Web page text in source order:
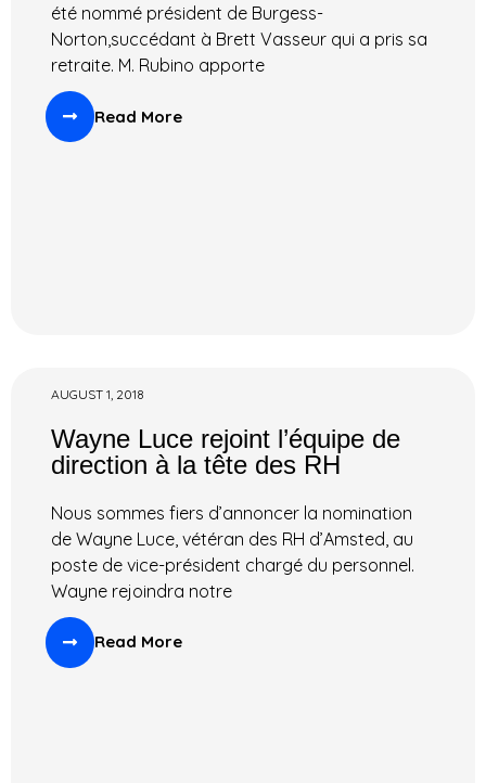
été nommé président de Burgess-
Norton,succédant à Brett Vasseur qui a pris sa
retraite. M. Rubino apporte
Read More
AUGUST 1, 2018
Wayne Luce rejoint l’équipe de
direction à la tête des RH
Nous sommes fiers d’annoncer la nomination
de Wayne Luce, vétéran des RH d’Amsted, au
poste de vice-président chargé du personnel.
Wayne rejoindra notre
Read More